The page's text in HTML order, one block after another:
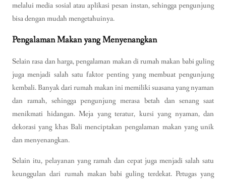
melalui media sosial atau aplikasi pesan instan, sehingga pengunjung
bisa dengan mudah mengetahuinya.
Pengalaman Makan yang Menyenangkan
Selain rasa dan harga, pengalaman makan di rumah makan babi guling
juga menjadi salah satu faktor penting yang membuat pengunjung
kembali. Banyak dari rumah makan ini memiliki suasana yang nyaman
dan ramah, sehingga pengunjung merasa betah dan senang saat
menikmati hidangan. Meja yang teratur, kursi yang nyaman, dan
dekorasi yang khas Bali menciptakan pengalaman makan yang unik
dan menyenangkan.
Selain itu, pelayanan yang ramah dan cepat juga menjadi salah satu
keunggulan dari rumah makan babi guling terdekat. Petugas yang